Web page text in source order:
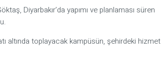
Diyarbakır’da yapımı ve planlaması süren
altında toplayacak kampüsün, şehirdeki hizmet